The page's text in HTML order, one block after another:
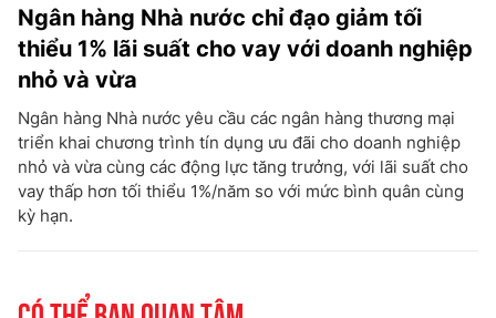
Ngân hàng Nhà nước chỉ đạo giảm tối
thiểu 1% lãi suất cho vay với doanh nghiệp
nhỏ và vừa
Ngân hàng Nhà nước yêu cầu các ngân hàng thương mại
triển khai chương trình tín dụng ưu đãi cho doanh nghiệp
nhỏ và vừa cùng các động lực tăng trưởng, với lãi suất cho
vay thấp hơn tối thiểu 1%/năm so với mức bình quân cùng
kỳ hạn.